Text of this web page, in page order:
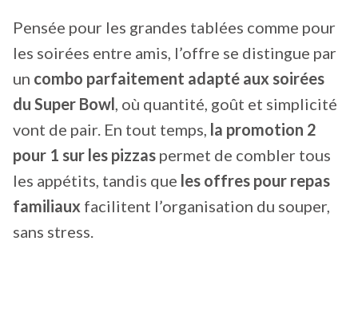
Pensée pour les grandes tablées comme pour
les soirées entre amis, l’offre se distingue par
un combo parfaitement adapté aux soirées
du Super Bowl, où quantité, goût et simplicité
vont de pair. En tout temps, la promotion 2
pour 1 sur les pizzas permet de combler tous
les appétits, tandis que les offres pour repas
familiaux facilitent l’organisation du souper,
sans stress.